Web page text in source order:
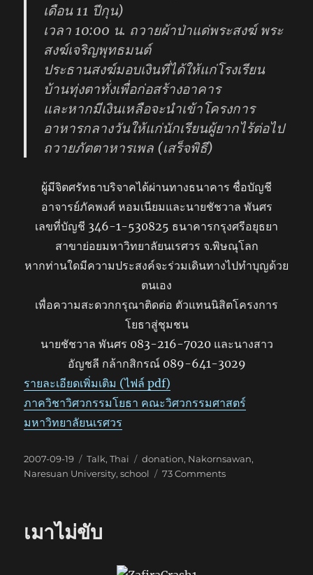
เดือน 11 ปีกุน)
เวลา 10:00 น. ถวายผ้าป่าแด่พระสงฆ์ พระ
สงฆ์เจริญพุทธมนต์
ประธานสงฆ์มอบเงินที่ได้ให้แก่โรงเรียน
บ้านทุ่งตาทั่งเพื่อก่อสร้างอาคาร
และหากมีเงินเหลือจะนำเข้าโครงการ
อาหารกลางวันให้แก่นักเรียนผู้ยากไร้ต่อไป
ถวายภัตตาหารเพล (เสร็จพิธี)
ผู้มีจิตศรัทธาบริจาคได้ผ่านทางธนาคาร ชื่อบัญชี
อาจารย์ภัคพงศ์ หอมเนียมและนายชัชวาล พันศร
เลขที่บัญชี 346-1-530825 ธนาคารกรุงศรีอยุธยา
สาขาย่อยมหาวิทยาลัยนเรศวร จ.พิษณุโลก
หากท่านใดมีความประสงค์จะร่วมเดินทางไปทำบุญด้วย
ตนเอง
เพื่อความสะดวกกรุณาติดต่อ ตัวแทนนิสิตโครงการ
โยธาสู่ชุมชน
นายชัชวาล พันศร 083-216-7020 และนางสาว
อัญชลี กล้ากสิกรณ์ 089-641-3029
รายละเอียดเพิ่มเติม (ไฟล์ pdf)
ภาควิชาวิศวกรรมโยธา คณะวิศวกรรมศาสตร์
มหาวิทยาลัยนเรศวร
Posted
on
2007-09-19 Categories
Talk,Thai Tags
donation, Nakornsawan,
Naresuan University,school 73 Commentson
เมาไม่ขับ